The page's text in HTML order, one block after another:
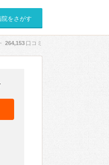
院をさがす
264,153 口コミ